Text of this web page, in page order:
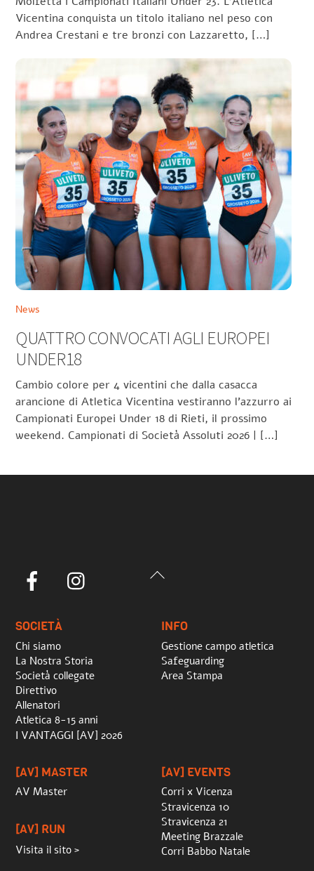
Vicentina conquista un titolo italiano nel peso con
Andrea Crestani e tre bronzi con Lazzaretto, […]
News
QUATTRO CONVOCATI AGLI EUROPEI
UNDER18
Cambio colore per 4 vicentini che dalla casacca
arancione di Atletica Vicentina vestiranno l’azzurro ai
Campionati Europei Under 18 di Rieti, il prossimo
weekend. Campionati di Società Assoluti 2026 | […]
Back
Facebook
SOCIETÀ
Chi siamo
La Nostra Storia
Società collegate
Direttivo
Allenatori
Atletica 8-15 anni
I VANTAGGI [AV] 2026
INFO
Gestione campo atletica
Safeguarding
Area Stampa
[AV] MASTER
AV Master
[AV] RUN
Visita il sito >
[AV] EVENTS
Corri x Vicenza
Stravicenza 10
Stravicenza 21
Meeting Brazzale
Corri Babbo Natale